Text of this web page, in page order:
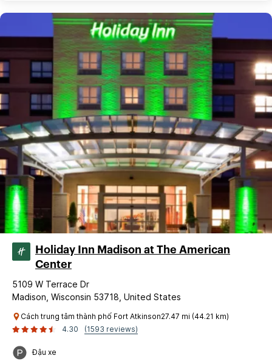
Holiday Inn Madison at The American
Center
5109 W Terrace Dr
Madison, Wisconsin 53718, United States
Cách trung tâm thành phố Fort Atkinson27.47 mi (44.21 km)
4.30
(1593 reviews)
Đậu xe